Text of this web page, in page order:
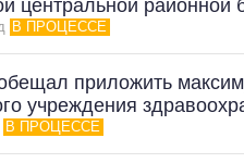
центральной районной
В ПРОЦЕССЕ
приложить
учреждения
В ПРОЦЕССЕ